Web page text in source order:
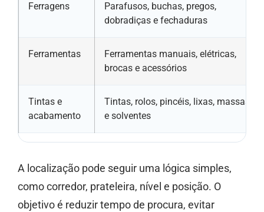
Ferragens
Parafusos, buchas, pregos,
dobradiças e fechaduras
Ferramentas
Ferramentas manuais, elétricas,
brocas e acessórios
Tintas e
acabamento
Tintas, rolos, pincéis, lixas, massas
e solventes
A localização pode seguir uma lógica simples,
como corredor, prateleira, nível e posição. O
objetivo é reduzir tempo de procura, evitar